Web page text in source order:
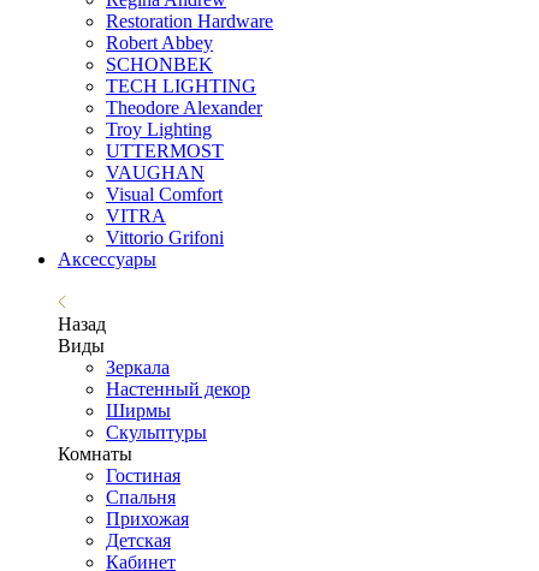
Restoration Hardware
Robert Abbey
SCHONBEK
TECH LIGHTING
Theodore Alexander
Troy Lighting
UTTERMOST
VAUGHAN
Visual Comfort
VITRA
Vittorio Grifoni
Аксессуары
Назад
Виды
Зеркала
Настенный декор
Ширмы
Скульптуры
Комнаты
Гостиная
Спальня
Прихожая
Детская
Кабинет